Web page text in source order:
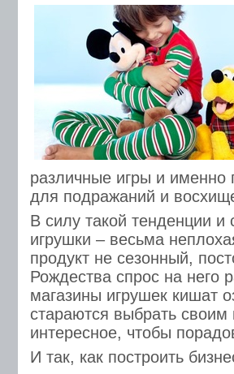
различные игры и
для подражаний и
В силу такой тенденции и
игрушки – весьма
продукт не сезонный,
Рождества спрос на него
магазины игрушек кишат
стараются выбрать
интересное, чтобы
И так, как построить